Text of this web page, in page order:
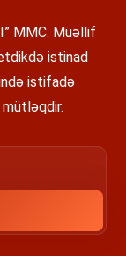
MMC. Müəllif
istinad
istifadə